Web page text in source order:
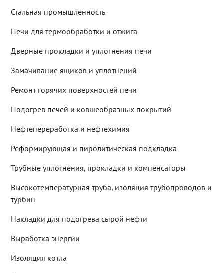
Стальная промышленность
Печи для термообработки и отжига
Дверные прокладки и уплотнения печи
Замачивание ящиков и уплотнений
Ремонт горячих поверхностей печи
Подогрев печей и ковшеобразных покрытий
Нефтепереработка и нефтехимия
Реформирующая и пиролитическая подкладка
Трубные уплотнения, прокладки и компенсаторы
Высокотемпературная труба, изоляция трубопроводов и
турбин
Накладки для подогрева сырой нефти
Выработка энергии
Изоляция котла